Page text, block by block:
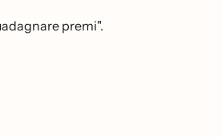
premi".